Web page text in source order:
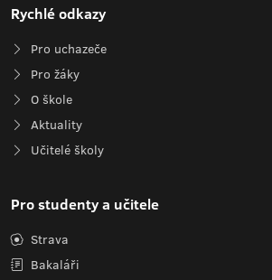
Rychlé odkazy
Pro uchazeče
Pro žáky
O škole
Aktuality
Učitelé školy
Pro studenty a učitele
Strava
Bakaláři